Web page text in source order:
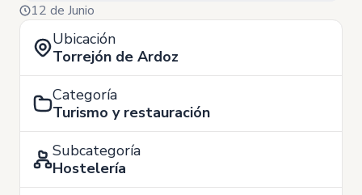
12 de Junio
Ubicación
Torrejón de Ardoz
Categoría
Turismo y restauración
Subcategoría
Hostelería